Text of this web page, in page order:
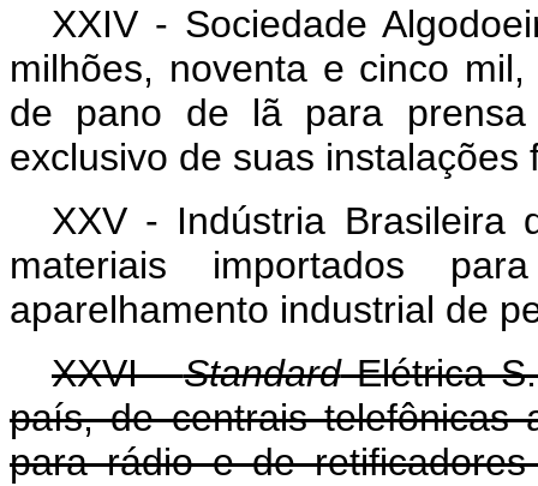
XXIV - Sociedade
milhões, noventa e cinco
de pano de lã para prensa
exclusivo de suas instalações
XXV - Indústria Brasileira
materiais importados
aparelhamento industrial de
XXVI -StandardElétrica
país, de centrais telefônicas
para rádio e de